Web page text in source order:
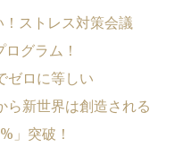
！ストレス対策会議
グラム！
ゼロに等しい
ら新世界は創造される
」突破！